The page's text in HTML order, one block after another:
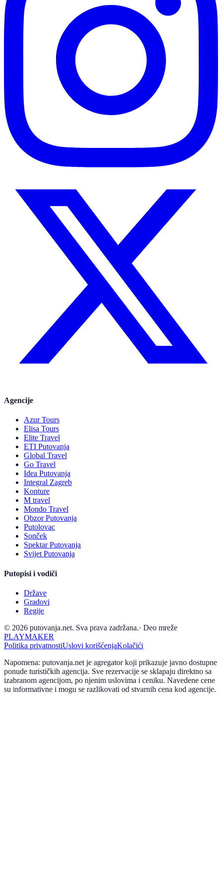
Agencije
Azur Tours
Elisa Tours
Elite Travel
ETI Putovanja
Global Travel
Go Travel
Idea Putovanja
Integral Zagreb
Konture
M travel
Mondo Travel
Obzor Putovanja
Putolovac
Sonček
Spektar Putovanja
Svijet Putovanja
Putopisi i vodiči
Države
Gradovi
Regije
© 2026 putovanja.net. Sva prava zadržana.· Deo mreže
PLAYMAKER
Politika privatnostiUslovi korišćenjaKolačići
Napomena: putovanja.net je agregator koji prikazuje javno dostupne
ponude turističkih agencija. Sve rezervacije se sklapaju direktno sa
izabranom agencijom, po njenim uslovima i ceniku. Navedene cene
su informativne i mogu se razlikovati od stvarnih cena kod agencije.